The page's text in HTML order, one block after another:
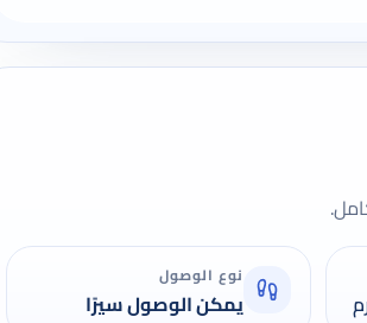
نوع الوصول
يمكن الوصول سيرًا